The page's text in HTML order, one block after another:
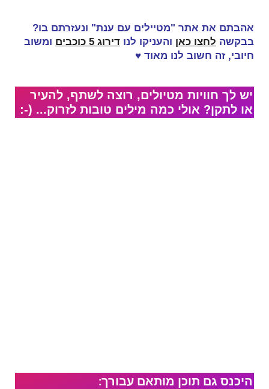
אהבתם את אתר "מטיילים עם ענת" ונעזרתם בו?
בבקשה לחצו כאן והעניקו לנו דירוג 5 כוכבים
ומשוב
חיובי, זה חשוב לנו מאוד ♥
יש לך חוויות מטיולים, רוצה לשתף, להעיר
או לתקן? אולי כמה מילים טובות לזרוק... (-:
היכנס גם תוכן מותאם עבורך: